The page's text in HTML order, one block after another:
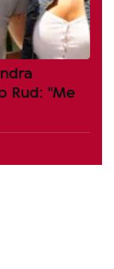
Rud: "Me